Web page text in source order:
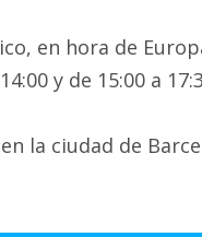
en hora de
y de 15:00 a
la ciudad de